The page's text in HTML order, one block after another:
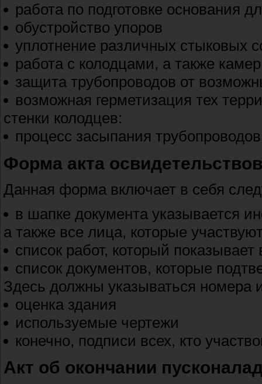
работа по подготовке основания
обустройство упоров
уплотнение различных стыковых
работа с колодцами, а также камер
защита трубопроводов от
возможная герметизация тех
стенки колодцев:
процесс засыпания
Форма акта
Данная форма включает в себя
в шапке документа указывается
а также все лица, которые
список работ, который
список документов, которые
Здесь должны указываться номера
оценка здания
используемые чертежи
конечно, подписи всех, кто
Акт об окончании